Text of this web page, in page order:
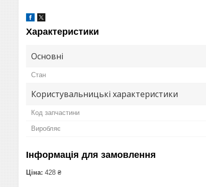
Характеристики
Основні
Стан
Користувальницькі характеристики
Код запчастини
Виробляє
Інформація для замовлення
Ціна: 428 ₴